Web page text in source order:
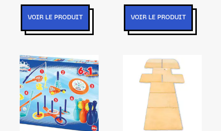
VOIR LE PRODUIT VOIR LE PRODUIT